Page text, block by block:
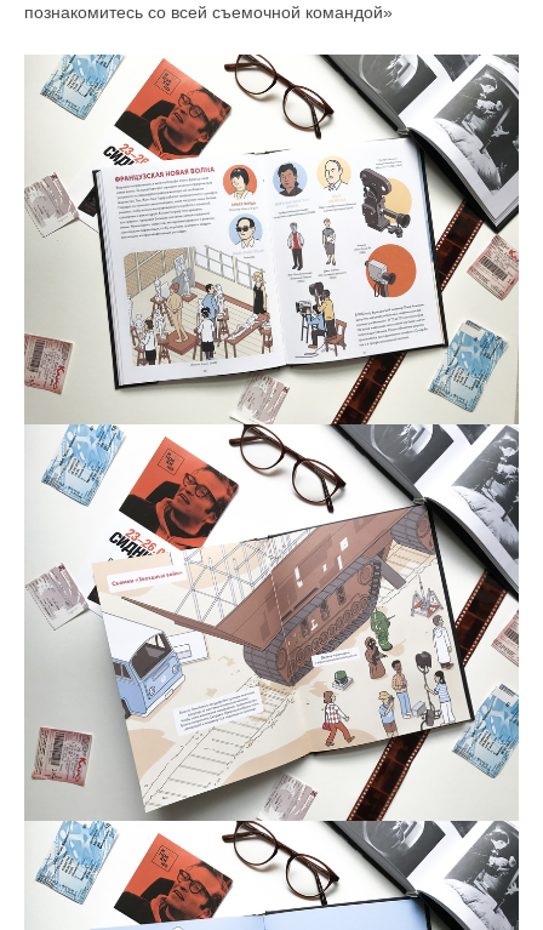
познакомитесь со всей съемочной командой»